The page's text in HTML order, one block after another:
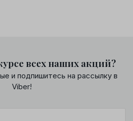
всех наших акций?
и подпишитесь на рассылку в
Viber!